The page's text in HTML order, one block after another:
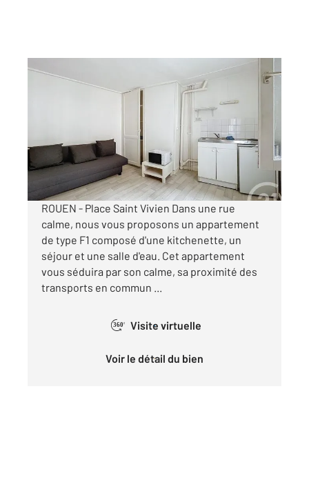
ROUEN 76
, 1 pièce
Appartement Studio à louer
382 €
par mois charges comprises
ROUEN - Place Saint Vivien Dans une rue
calme, nous vous proposons un appartement
de type F1 composé d'une kitchenette, un
séjour et une salle d'eau. Cet appartement
vous séduira par son calme, sa proximité des
transports en commun ...
360° Visite virtuelle
Voir le détail du bien